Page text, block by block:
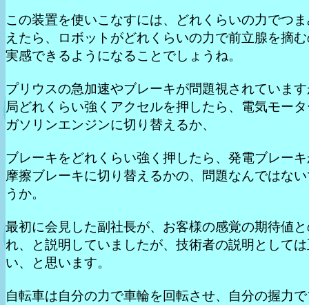
この装置を使いこなすには、どれくらいの力でつ
えたら、ロボットがどれくらいの力で前立腺を摘
実感できるようになることでしょうね。
プリウスの急加速やブレーキが問題視されていま
局どれくらい強くアクセルを押したら、電気モー
ガソリンエンジンに切り替えるか、
ブレーキをどれくらい強く押したら、発電ブレー
摩擦ブレーキに切り替えるかの、問題なんではな
うか。
最初に会見した副社長が、お客様の感覚の期待値
れ、と説明していましたが、技術者の説明として
い、と思います。
自転車は自分の力で車輪を回転させ、自分の握力